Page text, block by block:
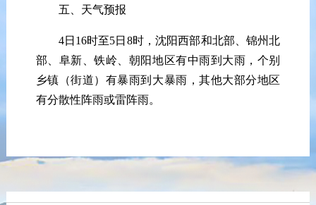
五、天气预报
4日16时至5日8时，沈阳西部和北部、锦州北
部、阜新、铁岭、朝阳地区有中雨到大雨，个别
乡镇（街道）有暴雨到大暴雨，其他大部分地区
有分散性阵雨或雷阵雨。